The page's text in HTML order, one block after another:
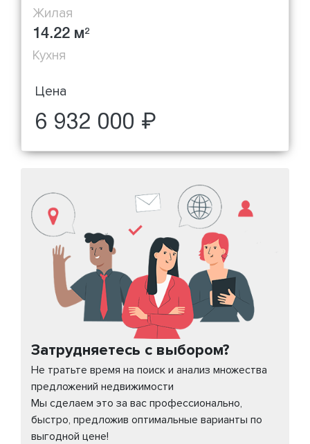
Жилая
14.22 м2
Кухня
Цена
6 932 000 ₽
Затрудняетесь с выбором?
Не тратьте время на поиск и анализ множества
предложений недвижимости
Мы сделаем это за вас профессионально,
быстро, предложив оптимальные варианты по
выгодной цене!